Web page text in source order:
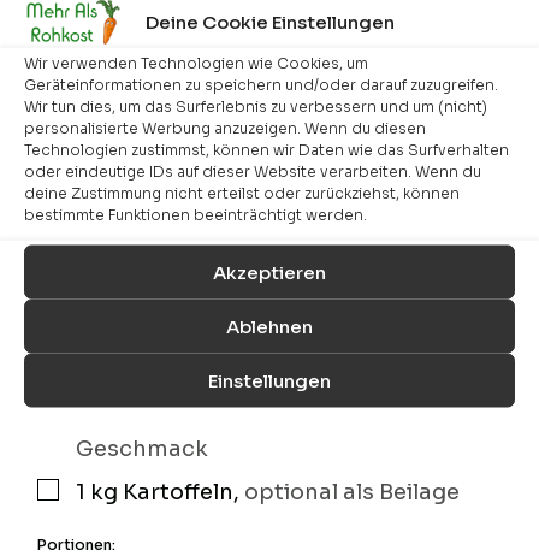
Deine Cookie Einstellungen
Wir verwenden Technologien wie Cookies, um
Geräteinformationen zu speichern und/oder darauf zuzugreifen.
Wir tun dies, um das Surferlebnis zu verbessern und um (nicht)
personalisierte Werbung anzuzeigen. Wenn du diesen
Technologien zustimmst, können wir Daten wie das Surfverhalten
oder eindeutige IDs auf dieser Website verarbeiten. Wenn du
deine Zustimmung nicht erteilst oder zurückziehst, können
bestimmte Funktionen beeinträchtigt werden.
Akzeptieren
Ablehnen
Einstellungen
▢
1 kg Wirsing
▢1Zwiebel
▢200g Tofu,natur
▢250mlGemüsebrühe
▢75ml Mandelmilch
Margarine
Cashewsahne
▢1PriseNatron
▢Salz, Pfeffer und Muskatnuss,nach
Geschmack
▢
1 kg Kartoffeln, optional als Beilage
Portionen: